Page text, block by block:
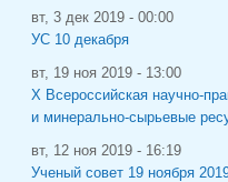
вт, 3 дек 2019 - 00:00
УС 10 декабря
вт, 19 ноя 2019 - 13:00
X Всероссийская научно-
и минерально-сырьевые
вт, 12 ноя 2019 - 16:19
Ученый совет 19 ноября